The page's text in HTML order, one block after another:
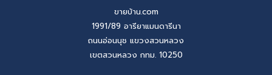
ขายบ้าน.com
1991/89 อารียาแมนดารีนา
ถนนอ่อนนุช แขวงสวนหลวง
เขตสวนหลวง กทม. 10250